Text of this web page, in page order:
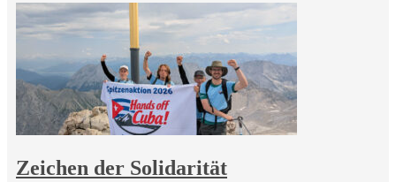
Zeichen der Solidarität